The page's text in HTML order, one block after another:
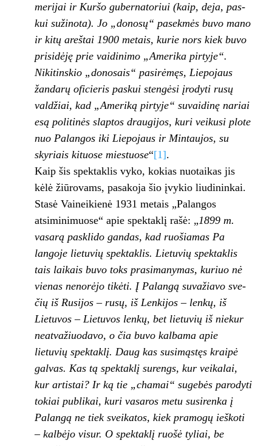
merijai ir Kuršo gubernatoriui (kaip, deja, pas­
kui sužinota). Jo „donosų“ pasekmės buvo mano
ir kitų areštai 1900 metais, kurie nors kiek buvo
prisidėję prie vaidinimo „Amerika pirty­je“.
Nikitinskio „donosais“ pasirėmęs, Liepo­jaus
žandarų oficieris paskui stengėsi įrodyti rusų
valdžiai, kad „Ameriką pirtyje“ suvaidinę nariai
esą politinės slaptos draugijos, kuri vei­kusi plote
nuo Palangos iki Liepojaus ir Min­taujos, su
skyriais kituose miestuose“[1].
Kaip šis spektaklis vyko, kokias nuotaikas jis
kėlė žiūrovams, pasakoja šio įvykio liudininkai.
Stasė Vaineikienė 1931 metais „Palan­gos
atsiminimuose“ apie spektaklį rašė: „1899 m.
vasarą pasklido gandas, kad ruošiamas Pa­
langoje lietuvių spektaklis. Lietuvių spektaklis
tais laikais buvo toks prasimanymas, kuriuo nė
vienas nenorėjo ti­kėti. Į Palangą suvažiavo sve­
čių iš Rusijos – rusų, iš Len­kijos – lenkų, iš
Lietuvos – Lietuvos lenkų, bet lietuvių iš niekur
neatvažiuodavo, o čia buvo kalbama apie
lietuvių spektaklį. Daug kas susimąs­tęs kraipė
galvas. Kas tą spektaklį surengs, kur veikalai,
kur artistai? Ir ką tie „chamai“ sugebės pa­rodyti
tokiai publikai, kuri vasaros metu susi­renka į
Palangą ne tiek sveikatos, kiek pramo­gų ieškoti
– kalbėjo visur. O spektaklį ruošė tyliai, be